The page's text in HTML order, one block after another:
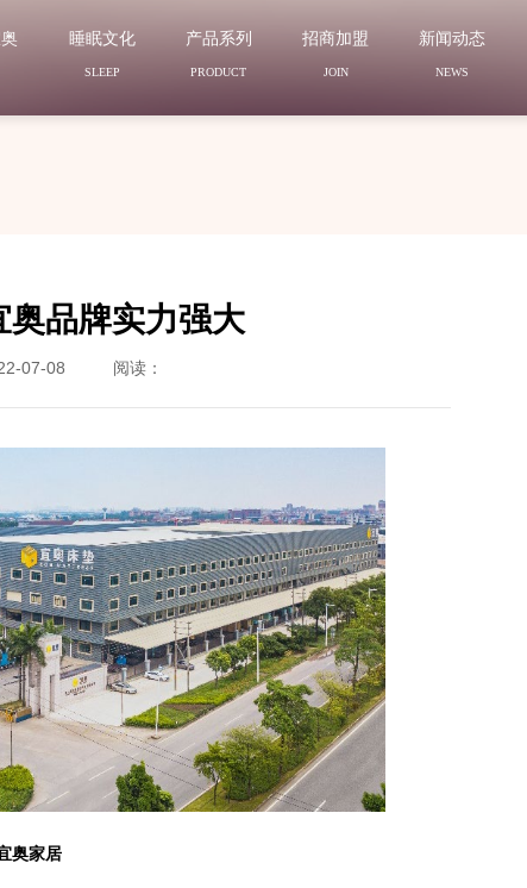
睡眠文化
SLEEP
产品系列
PRODUCT
招商加盟
JOIN
新闻动态
NEWS
奥品牌实力强大
07-08 阅读：
奥家居